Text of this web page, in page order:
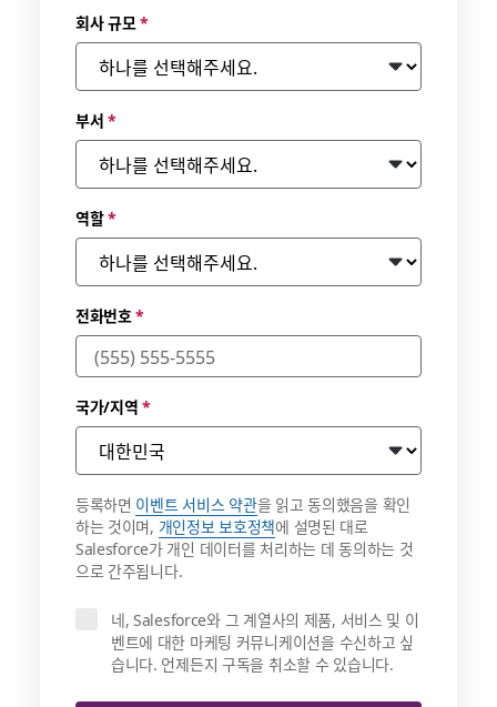
회사 규모*
부서 *
역할*
전화번호*
국가/지역 *
등록하면 이벤트 서비스 약관을 읽고 동의했음을 확인
하는 것이며, 개인정보 보호정책에 설명된 대로
Salesforce가 개인 데이터를 처리하는 데 동의하는 것
으로 간주됩니다.
네, Salesforce와 그 계열사의 제품, 서비스 및 이
벤트에 대한 마케팅 커뮤니케이션을 수신하고 싶
습니다. 언제든지 구독을 취소할 수 있습니다.